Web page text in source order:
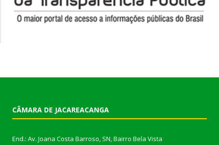
CÂMARA DE JACAREACANGA
End.: Av. Joana Costa Barroso, SN, Bairro Bela Vista